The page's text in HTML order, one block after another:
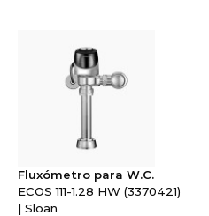
Fluxómetro para W.C.
ECOS 111-1.28 HW (3370421)
| Sloan